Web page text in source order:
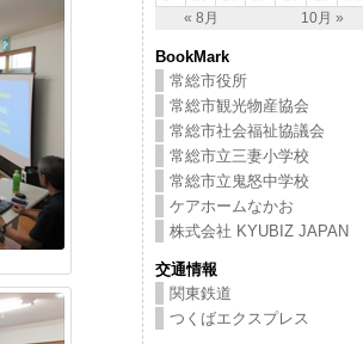
« 8月 10月 »
BookMark
常総市役所
常総市観光物産協会
常総市社会福祉協議会
常総市立三妻小学校
常総市立鬼怒中学校
ケアホームなかお
株式会社 KYUBIZ JAPAN
交通情報
関東鉄道
つくばエクスプレス